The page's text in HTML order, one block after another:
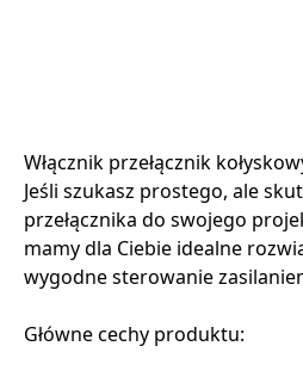
Włącznik przełącznik
Jeśli szukasz prostego, ale
przełącznika do swojego
mamy dla Ciebie idealne
wygodne sterowanie
Główne cechy produktu: